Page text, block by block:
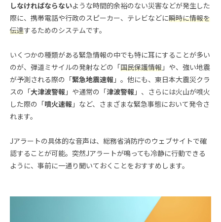
しなければならないような時間的余裕のない災害などが発生した
際に、携帯電話や行政のスピーカー、テレビなどに瞬時に情報を
伝達するためのシステムです。
いくつかの種類がある緊急情報の中でも特に耳にすることが多い
のが、弾道ミサイルの発射などの「国民保護情報 」や、強い地震
が予測される際の「緊急地震速報 」。他にも、東日本大震災クラ
スの「大津波警報 」や通常の「津波警報 」、さらには火山が噴火
した際の「噴火速報 」など、さまざまな緊急事態において発令さ
れます。
Jアラートの具体的な音声は、総務省消防庁のウェブサイトで確
認することが可能。突然Jアラートが鳴っても冷静に行動できる
ように、事前に一通り聞いておくことをおすすめします。